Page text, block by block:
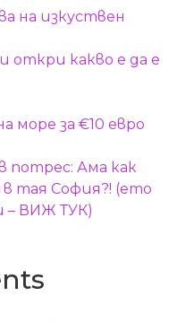
на изкуствен
откри какво е да е
море за €10 евро
потрес: Ама как
тая София?! (ето
– ВИЖ ТУК)